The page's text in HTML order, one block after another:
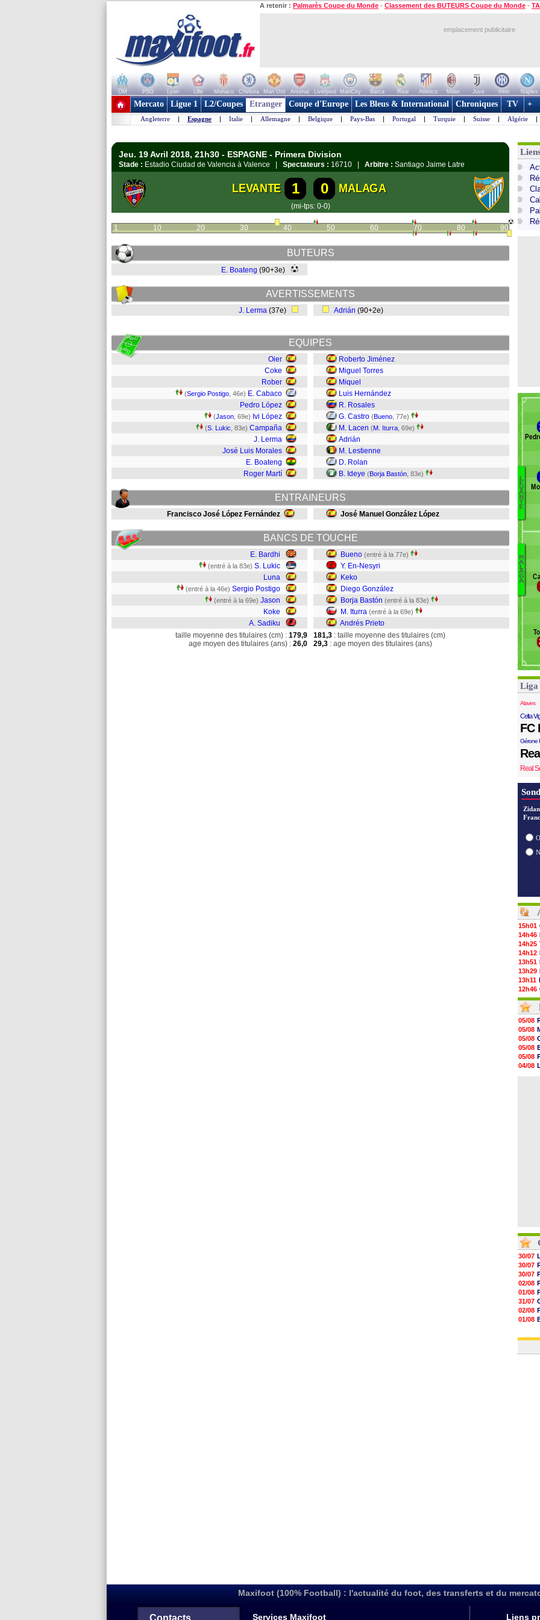
A retenir : Palmarès Coupe du Monde - Classement des BUTEURS Coupe du Monde -
emplacement publicitaire
OM PSG Lyon Lille Monaco Chelsea Man Utd Arsenal Liverpool ManCity Barca Real Atletico Milan Juve Inter Naples
+ de clubs
Mercato Ligue 1 L2/Coupes Etranger Coupe d'Europe Les Bleus & International Chroniques TV +
Angleterre | Espagne | Italie | Allemagne | Belgique | Pays-Bas | Portugal | Turquie | Suisse | Algérie |
Jeu. 19 Avril 2018, 21h30 - ESPAGNE - Primera Division
Stade : Estadio Ciudad de Valencia à Valence | Spectateurs : 16710 | Arbitre : Santiago Jaime Latre
LEVANTE 1 0 MALAGA
(mi-tps: 0-0)
1 10 20 30 40 50 60 70 80 90
BUTEURS
E. Boateng (90+3e)
AVERTISSEMENTS
J. Lerma (37e) Adrián (90+2e)
EQUIPES
Oier
Coke
Rober
(Sergio Postigo , 46e) E. Cabaco
Pedro López
(Jason , 69e) Ivi López
(S. Lukic , 83e) Campaña
J. Lerma
José Luis Morales
E. Boateng
Roger Martí
Roberto Jiménez
Miguel Torres
Miquel
Luis Hernández
R. Rosales
G. Castro (Bueno , 77e)
M. Lacen (M. Iturra , 69e)
Adrián
M. Lestienne
D. Rolan
B. Ideye (Borja Bastón , 83e)
ENTRAINEURS
Francisco José López Fernández José Manuel González López
BANCS DE TOUCHE
E. Bardhi
(entré à la 83e) S. Lukic
Luna
(entré à la 46e) Sergio Postigo
(entré à la 69e) Jason
Koke
A. Sadiku
Bueno (entré à la 77e)
Y. En-Nesyri
Keko
Diego González
Borja Bastón (entré à la 83e)
M. Iturra (entré à la 69e)
Andrés Prieto
taille moyenne des titulaires (cm) : 179,9
age moyen des titulaires (ans) : 26,0
181,3 : taille moyenne des titulaires (cm)
29,3 : age moyen des titulaires (ans)
L
E
V
A
N
T
E
M
A
L
A
G
A
Liga
Alaves
Celta
FC
Gérone
Real
15h01
14h46
14h25
14h12
13h51
13h29
13h11
12h46
12h28
12h10
11h58
11h35
11h19
11h07
10h53
10h36
10h13
05/08
05/08
05/08
05/08
05/08
04/08
30/07
30/07
30/07
02/08
01/08
31/07
02/08
01/08
03/08
Maxifoot (100% Football) : l'actualité du foot, des transferts et du
Contacts Services Maxifoot Liens